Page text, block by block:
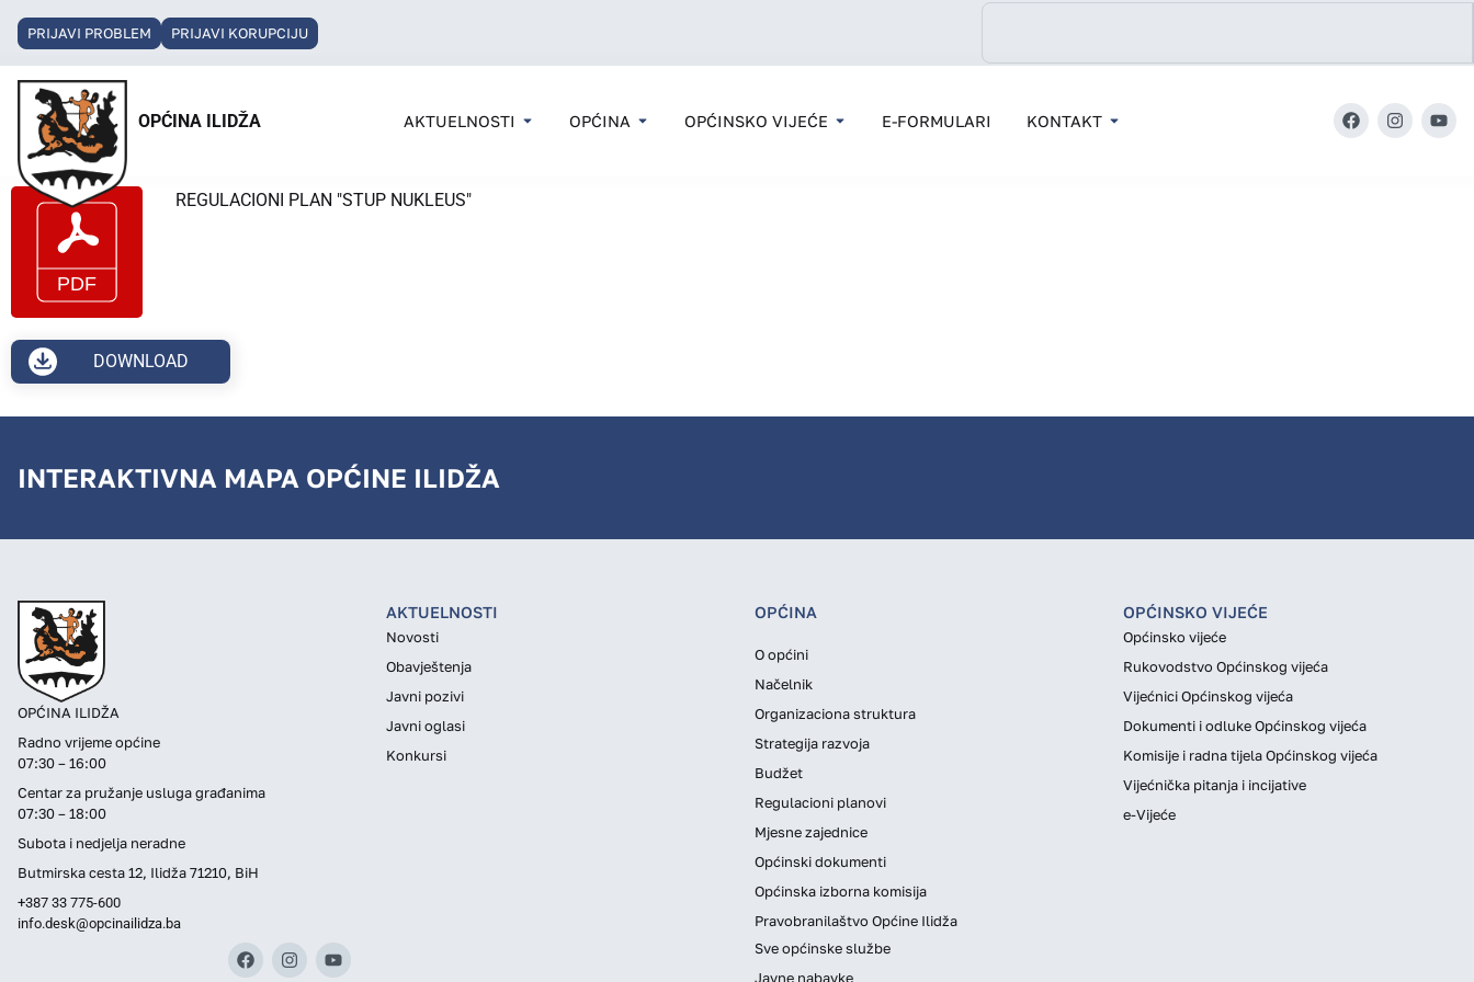
PRIJAVI PROBLEM PRIJAVI KORUPCIJU
OPĆINA ILIDŽA AKTUELNOSTI OPĆINA OPĆINSKO VIJEĆE E-FORMULARI KONTAKT
REGULACIONI PLAN "STUP NUKLEUS"
DOWNLOAD
INTERAKTIVNA MAPA OPĆINE ILIDŽA
OPĆINA ILIDŽA
Radno vrijeme općine
07:30 – 16:00
Centar za pružanje usluga građanima
07:30 – 18:00
Subota i nedjelja neradne
Butmirska cesta 12, Ilidža 71210, BiH
+387 33 775-600
info.desk@opcinailidza.ba
AKTUELNOSTI
Novosti
Obavještenja
Javni pozivi
Javni oglasi
Konkursi
OPĆINA
O općini
Načelnik
Organizaciona struktura
Strategija razvoja
Budžet
Regulacioni planovi
Mjesne zajednice
Općinski dokumenti
Općinska izborna komisija
Pravobranilaštvo Općine Ilidža
Sve općinske službe
Javne nabavke
OPĆINSKO VIJEĆE
Općinsko vijeće
Rukovodstvo Općinskog vijeća
Vijećnici Općinskog vijeća
Dokumenti i odluke Općinskog vijeća
Komisije i radna tijela Općinskog vijeća
Vijećnička pitanja i incijative
e-Vijeće